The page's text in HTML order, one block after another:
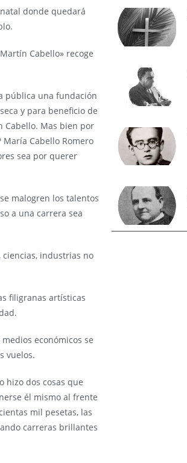
donde quedará
Cabello» recoge
pública una fundación
y para beneficio de
Cabello. Mas bien por
Cabello Romero
sea por querer
malogren los talentos
a una carrera sea
ciencias, industrias no
filigranas artísticas
económicos se
vuelos.
hizo dos cosas que
él mismo al frente
mil pesetas, las
carreras brillantes